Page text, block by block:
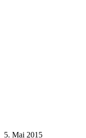
5. Mai 2015